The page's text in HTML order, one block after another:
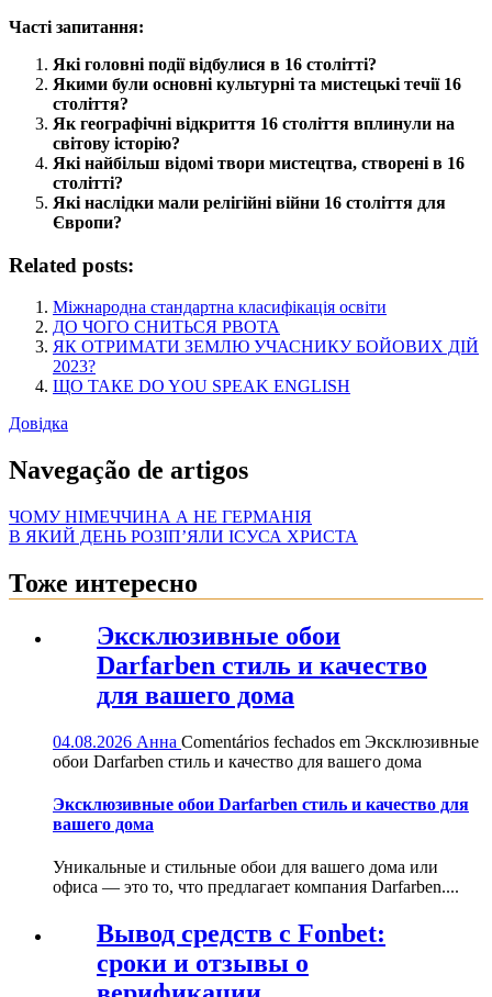
Часті запитання:
Які головні події відбулися в 16 столітті?
Якими були основні культурні та мистецькі течії 16
століття?
Як географічні відкриття 16 століття вплинули на
світову історію?
Які найбільш відомі твори мистецтва, створені в 16
столітті?
Які наслідки мали релігійні війни 16 століття для
Європи?
Related posts:
Міжнародна стандартна класифікація освіти
ДО ЧОГО СНИТЬСЯ РВОТА
ЯК ОТРИМАТИ ЗЕМЛЮ УЧАСНИКУ БОЙОВИХ ДІЙ
2023?
ЩО ТАКЕ DO YOU SPEAK ENGLISH
Довідка
Navegação de artigos
ЧОМУ НІМЕЧЧИНА А НЕ ГЕРМАНІЯ
В ЯКИЙ ДЕНЬ РОЗІП’ЯЛИ ІСУСА ХРИСТА
Тоже интересно
Эксклюзивные обои
Darfarben стиль и качество
для вашего дома
04.08.2026 Анна Comentários fechados em Эксклюзивные
обои Darfarben стиль и качество для вашего дома
Эксклюзивные обои Darfarben стиль и качество для
вашего дома
Уникальные и стильные обои для вашего дома или
офиса — это то, что предлагает компания Darfarben....
Вывод средств с Fonbet:
сроки и отзывы о